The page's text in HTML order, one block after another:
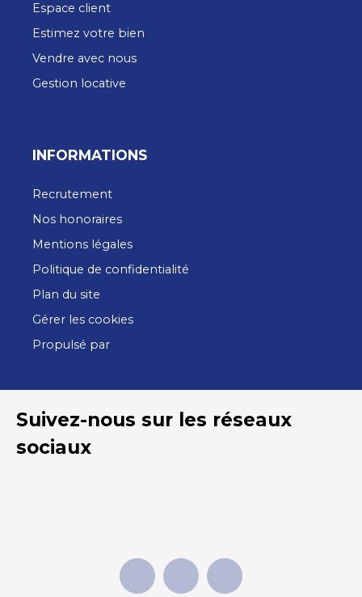
Espace client
Estimez votre bien
Vendre avec nous
Gestion locative
INFORMATIONS
Recrutement
Nos honoraires
Mentions légales
Politique de confidentialité
Plan du site
Gérer les cookies
Propulsé par
Suivez-nous sur les réseaux
sociaux